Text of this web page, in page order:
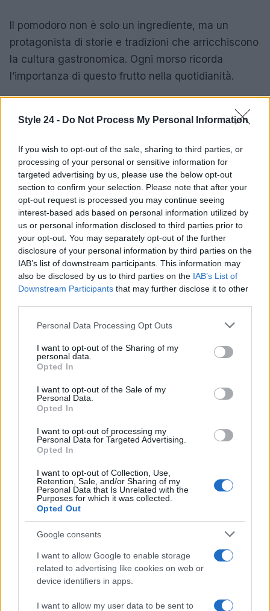
Style 24 - Do Not Process My Personal Information
If you wish to opt-out of the sale, sharing to third parties, or
processing of your personal or sensitive information for
targeted advertising by us, please use the below opt-out
section to confirm your selection. Please note that after your
opt-out request is processed you may continue seeing
interest-based ads based on personal information utilized by
us or personal information disclosed to third parties prior to
your opt-out. You may separately opt-out of the further
disclosure of your personal information by third parties on the
IAB’s list of downstream participants. This information may
also be disclosed by us to third parties on the IAB’s List of
Downstream Participants that may further disclose it to other
Please note that this website/app uses one or more Google
not limited to your visit or usage behaviour. You may click to
grant or deny consent to Google and its third-party tags to
use your data for below specified purposes in below Google
consent section.
Personal Data Processing Opt Outs
I want to opt-out of the Sharing of my
personal data.
Opted In
I want to opt-out of the Sale of my
Personal Data.
Opted In
I want to opt-out of processing my
Personal Data for Targeted Advertising.
Opted In
I want to opt-out of Collection, Use,
Retention, Sale, and/or Sharing of my
Personal Data that Is Unrelated with the
Purposes for which it was collected.
Opted Out
Google consents
I want to allow Google to enable storage
related to advertising like cookies on web or
device identifiers in apps.
I want to allow my user data to be sent to
Il pomodoro non è solo un ingrediente, ma un
protagonista di storie e tradizioni che arricchiscono
la cultura gastronomica. Ogni morso ricorda
l’importanza di questo frutto nella quotidianità.
AUTORE
Continua a leggere
BELLEZZA